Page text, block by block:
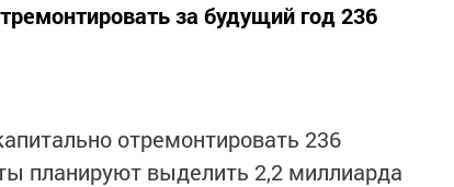
за будущий год 236
отремонтировать 236
планируют выделить 2,2 миллиарда